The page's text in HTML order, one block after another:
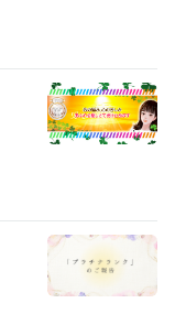
向けサポート